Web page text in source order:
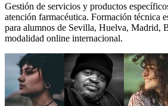
Gestión de servicios y productos
atención farmacéutica. Formación técnica
para alumnos de Sevilla, Huelva, Madrid,
modalidad online internacional.